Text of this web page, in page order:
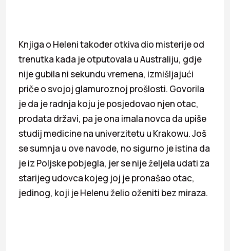
Knjiga o Heleni također otkiva dio misterije od
trenutka kada je otputovala u Australiju, gdje
nije gubila ni sekundu vremena, izmišljajući
priče o svojoj glamuroznoj prošlosti. Govorila
je da je radnja koju je posjedovao njen otac,
prodata državi, pa je ona imala novca da upiše
studij medicine na univerzitetu u Krakowu. Još
se sumnja u ove navode, no sigurno je istina da
je iz Poljske pobjegla, jer se nije željela udati za
starijeg udovca kojeg joj je pronašao otac,
jedinog, koji je Helenu želio oženiti bez miraza.